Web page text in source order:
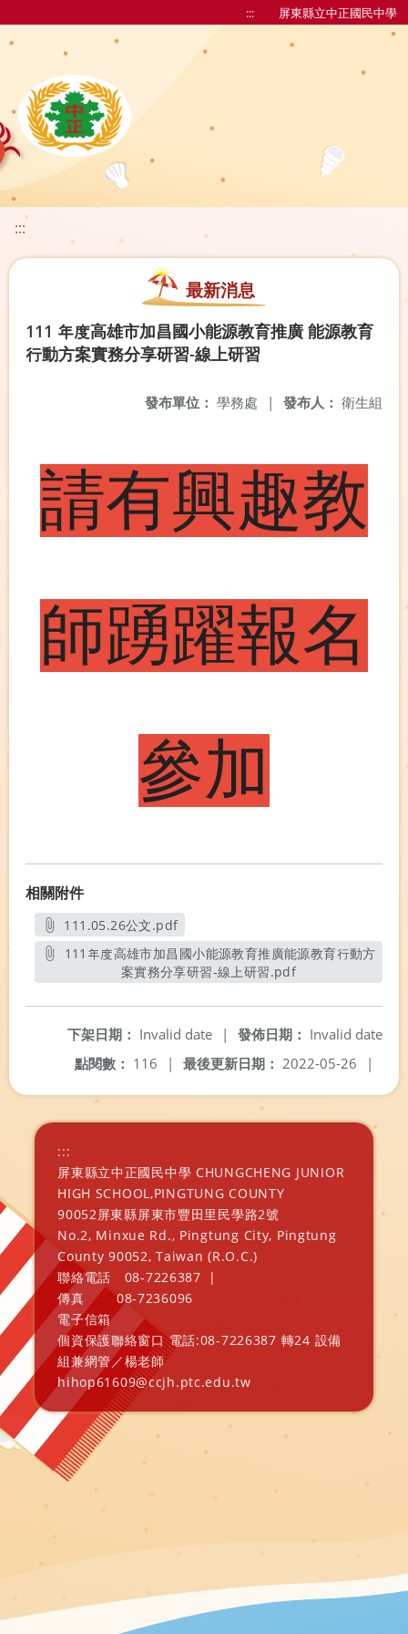
::: 屏東縣立中正國民中學
:::
最新消息
111 年度高雄市加昌國小能源教育推廣 能源教育
行動方案實務分享研習-線上研習
發布人： 衛生組
發布單位： 學務處 |
請有興趣教
師踴躍報名
參加
相關附件
111.05.26公文.pdf
另開新視窗
案實務分享研習-線上研習.pdf另開新視窗
發佈日期： Invalid date
下架日期： Invalid date
|
最後更新日期： 2022-05-26 |
點閱數： 116 |
:::
屏東縣立中正國民中學 CHUNGCHENG JUNIOR
HIGH SCHOOL,PINGTUNG COUNTY
90052屏東縣屏東市豐田里民學路2號
No.2, Minxue Rd., Pingtung City, Pingtung
County 90052, Taiwan (R.O.C.)
聯絡電話
08-7226387
|
傳真
08-7236096
電子信箱
個資保護聯絡窗口 電話:08-7226387 轉24 設備
組兼網管／楊老師
hihop61609@ccjh.ptc.edu.tw